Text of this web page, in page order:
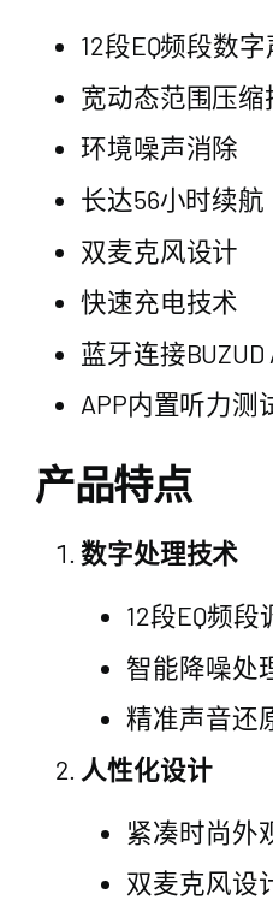
12段EQ频段数
宽动态范围压缩
环境噪声消除
长达56小时续航
双麦克风设计
快速充电技术
蓝牙连接BUZUD
APP内置听力测
产品特点
数字处理技术
12段EQ频段
智能降噪处
精准声音还
人性化设计
紧凑时尚外
双麦克风设